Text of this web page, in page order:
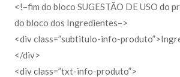
<!–fim do bloco SUGESTÃO DE USO do
do bloco dos Ingredientes–>
<div class=”subtitulo-info-
</div>
<div class=”txt-info-produto”>